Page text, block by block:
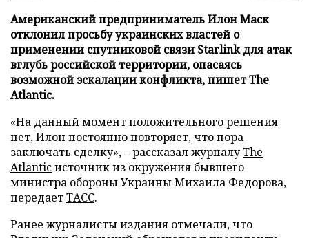
Американский предприниматель Илон Маск
отклонил просьбу украинских властей о
применении спутниковой связи Starlink для атак
вглубь российской территории, опасаясь
возможной эскалации конфликта, пишет The
Atlantic.
«На данный момент положительного решения
нет, Илон постоянно повторяет, что пора
заключать сделку», – рассказал журналуThe
Atlanticисточник из окружения бывшего
министра обороны Украины Михаила Федорова,
передаетТАСС.
Ранее журналисты издания отмечали, что